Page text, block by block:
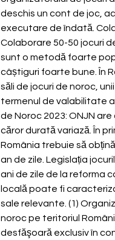
deschis un cont de joc,
executare de îndată.
Colaborare 50-50 jocuri
sunt o metodă foarte
câștiguri foarte bune. În
săli de jocuri de noroc,
termenul de valabilitate
de Noroc 2023: ONJN
căror durată variază. În
România trebuie să
an de zile. Legislația
ani de zile de la reforma
locală poate fi
sale relevante. (1)
noroc pe teritoriul
desfăşoară exclusiv în